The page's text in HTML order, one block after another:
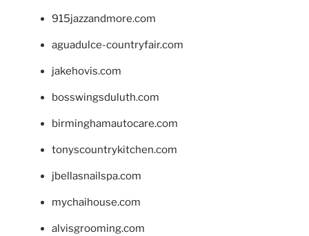
915jazzandmore.com
aguadulce-countryfair.com
jakehovis.com
bosswingsduluth.com
birminghamautocare.com
tonyscountrykitchen.com
jbellasnailspa.com
mychaihouse.com
alvisgrooming.com